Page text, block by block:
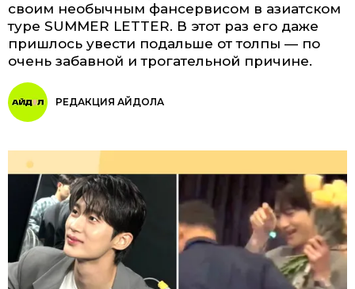
своим необычным фансервисом в азиатском
туре SUMMER LETTER. В этот раз его даже
пришлось увести подальше от толпы — по
очень забавной и трогательной причине.
РЕДАКЦИЯ АЙДОЛА